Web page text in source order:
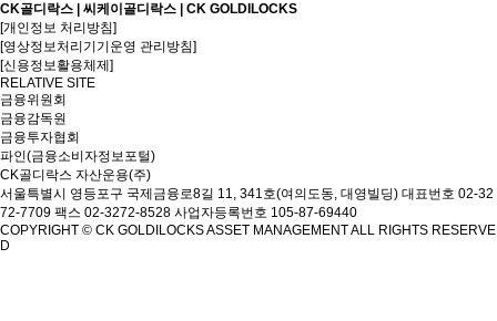
CK골디락스 | 씨케이골디락스 | CK GOLDILOCKS
[개인정보 처리방침]
[영상정보처리기기운영 관리방침]
[신용정보활용체제]
RELATIVE SITE
금융위원회
금융감독원
금융투자협회
파인(금융소비자정보포털)
CK골디락스 자산운용(주)
서울특별시 영등포구 국제금융로8길 11, 341호(여의도동, 대영빌딩) 대표번호 02-32
72-7709 팩스 02-3272-8528 사업자등록번호 105-87-69440
COPYRIGHT © CK GOLDILOCKS ASSET MANAGEMENT ALL RIGHTS RESERVE
D